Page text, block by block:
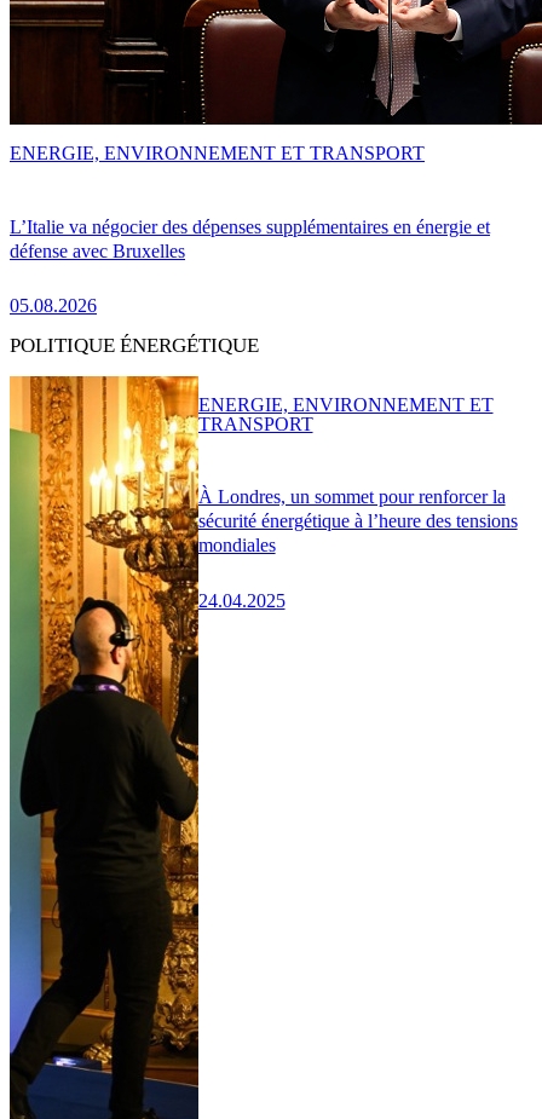
L’Italie va négocier des dépenses supplémentaires en énergie et
défense avec Bruxelles
05.08.2026
ENERGIE, ENVIRONNEMENT ET TRANSPORT
POLITIQUE ÉNERGÉTIQUE
À Londres, un sommet pour renforcer la
sécurité énergétique à l’heure des tensions
mondiales
24.04.2025
ENERGIE, ENVIRONNEMENT ET
TRANSPORT